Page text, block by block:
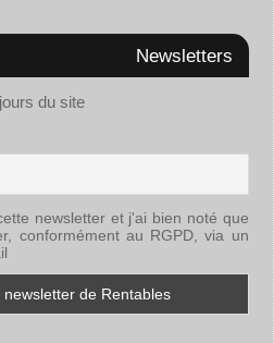
Newsletters
du site
newsletter et j'ai bien noté que
conformément au RGPD, via un